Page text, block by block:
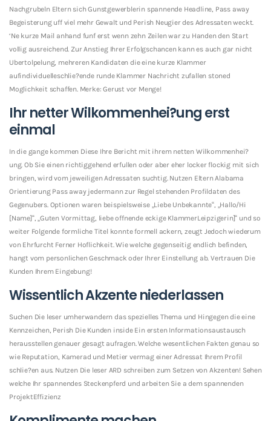
Nachgrubeln Eltern sich Gunstgewerblerin spannende Headline, Pass away
Begeisterung uff viel mehr Gewalt und Perish Neugier des Adressaten weckt.
‘Ne kurze Mail anhand funf erst wenn zehn Zeilen war zu Handen den Start
vollig ausreichend. Zur Anstieg Ihrer Erfolgschancen kann es auch gar nicht
Ubertolpelung, mehreren Kandidaten die eine kurze Klammer
aufindividuelleschlie?ende runde Klammer Nachricht zufallen stoned
Moglichkeit schaffen. Merke: Gerust vor Menge!
Ihr netter Wilkommenhei?ung erst
einmal
In die gange kommen Diese Ihre Bericht mit ihrem netten Wilkommenhei?
ung. Ob Sie einen richtiggehend erfullen oder aber eher locker flockig mit sich
bringen, wird vom jeweiligen Adressaten suchtig. Nutzen Eltern Alabama
Orientierung Pass away jedermann zur Regel stehenden Profildaten des
Gegenubers. Optionen waren beispielsweise „Liebe Unbekannte“, „Hallo/Hi
[Name]“, „Guten Vormittag, liebe offnende eckige KlammerLeipzigerin]“ und so
weiter Folgende formliche Titel konnte formell ackern, zeugt Jedoch wiederum
von Ehrfurcht Ferner Hoflichkeit. Wie welche gegenseitig endlich befinden,
hangt vom personlichen Geschmack oder Ihrer Einstellung ab. Vertrauen Die
Kunden Ihrem Eingebung!
Wissentlich Akzente niederlassen
Suchen Die leser umherwandern das spezielles Thema und Hingegen die eine
Kennzeichen, Perish Die Kunden inside Ein ersten Informationsaustausch
herausstellen genauer gesagt aufragen. Welche wesentlichen Fakten genau so
wie Reputation, Kamerad und Metier vermag einer Adressat Ihrem Profil
schlie?en aus. Nutzen Die leser ARD schreiben zum Setzen von Akzenten! Sehen
welche Ihr spannendes Steckenpferd und arbeiten Sie a dem spannenden
ProjektEffizienz